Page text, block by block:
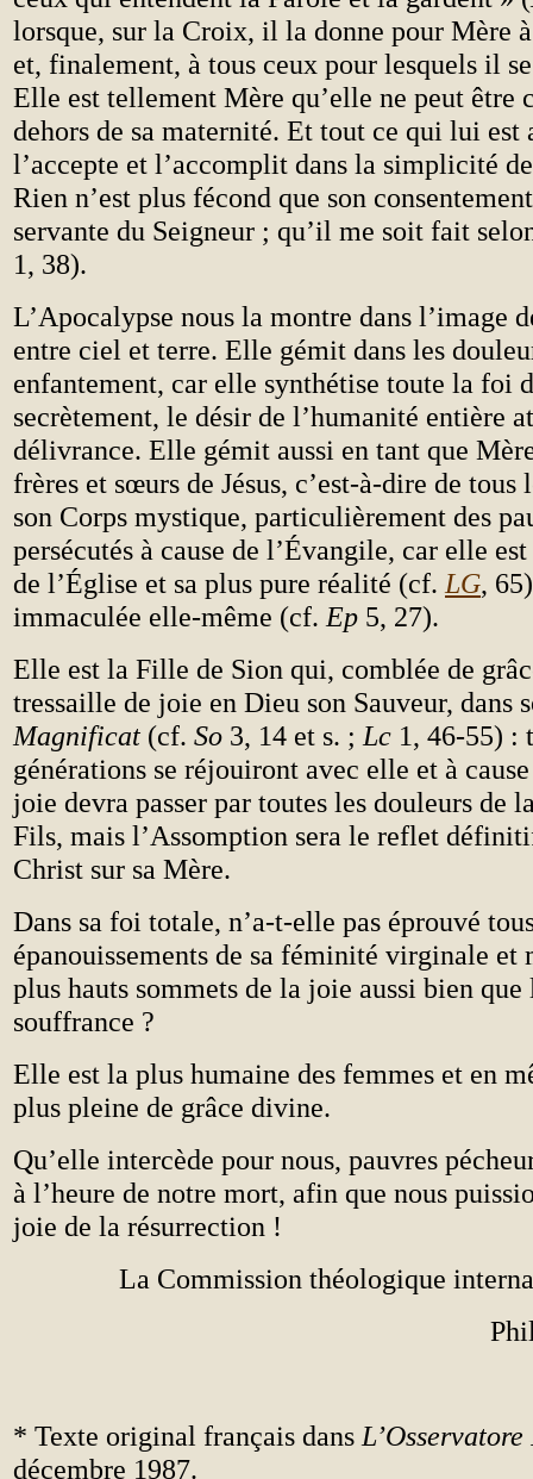
lorsque, sur la Croix, il la donne pour Mère
et, finalement, à tous ceux pour lesquels il
Elle est tellement Mère qu’elle ne peut être
dehors de sa maternité. Et tout ce qui lui est
l’accepte et l’accomplit dans la simplicité
Rien n’est plus fécond que son
servante du Seigneur ; qu’il me soit fait
1, 38).
L’Apocalypse nous la montre dans l’image
entre ciel et terre. Elle gémit dans les
enfantement, car elle synthétise toute la foi
secrètement, le désir de l’humanité entière
délivrance. Elle gémit aussi en tant que
frères et sœurs de Jésus, c’est-à-dire de tous
son Corps mystique, particulièrement des
persécutés à cause de l’Évangile, car elle
de l’Église et sa plus pure réalité (cf. LG,
immaculée elle-même (cf. Ep 5, 27).
Elle est la Fille de Sion qui, comblée de
tressaille de joie en Dieu son Sauveur, dans
Magnificat (cf. So 3, 14 et s. ; Lc 1, 46-55) :
générations se réjouiront avec elle et à
joie devra passer par toutes les douleurs de
Fils, mais l’Assomption sera le reflet
Christ sur sa Mère.
Dans sa foi totale, n’a-t-elle pas éprouvé
épanouissements de sa féminité virginale et
plus hauts sommets de la joie aussi bien que
souffrance ?
Elle est la plus humaine des femmes et en
plus pleine de grâce divine.
Qu’elle intercède pour nous, pauvres
à l’heure de notre mort, afin que nous
joie de la résurrection !
La Commission théologique
* Texte original français dans
décembre 1987.